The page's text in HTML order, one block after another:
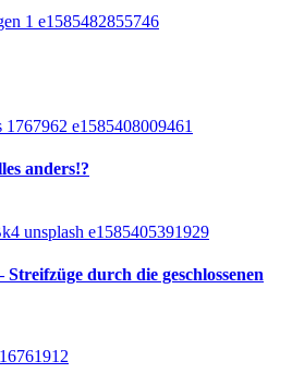
anders!?
Streifzüge durch die geschlossenen